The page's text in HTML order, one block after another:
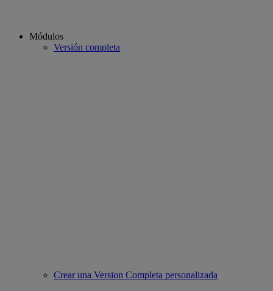
Módulos
Versión completa
Crear una Version Completa personalizada